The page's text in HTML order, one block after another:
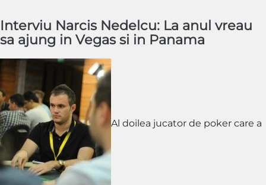
6
Adrian
fericire
Interviu Narcis Nedelcu: La anul vreau
sa ajung in Vegas si in Panama
Al doilea jucator de poker care a